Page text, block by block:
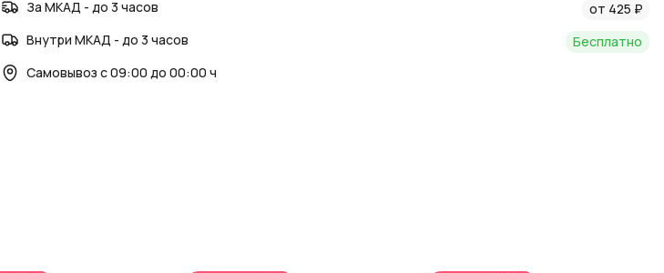
За МКАД - до 3 часов
от 425 ₽
Внутри МКАД - до 3 часов
Бесплатно
Самовывоз с 09:00 до 00:00 ч